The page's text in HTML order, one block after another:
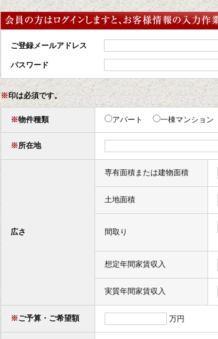
ご登録メールアドレス
パスワード
※印は必須です。
※物件種類 アパート 一棟マンション
※所在地
広さ
専有面積または建物面積
土地面積
間取り
想定年間家賃収入
実質年間家賃収入
※ご予算・ご希望額 万円